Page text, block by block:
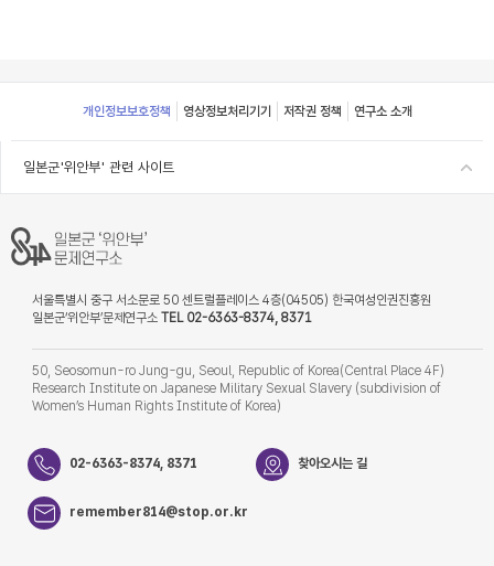
Footer
개인정보보호정책 영상정보처리기기 저작권 정책 연구소 소개
일본군'위안부' 관련 사이트
서울특별시 중구 서소문로 50 센트럴플레이스 4층(04505) 한국여성인권진흥원
일본군‘위안부’문제연구소 TEL 02-6363-8374, 8371
50, Seosomun-ro Jung-gu, Seoul, Republic of Korea(Central Place 4F)
Research Institute on Japanese Military Sexual Slavery (subdivision of
Women’s Human Rights Institute of Korea)
02-6363-8374, 8371 찾아오시는 길
remember814@stop.or.kr